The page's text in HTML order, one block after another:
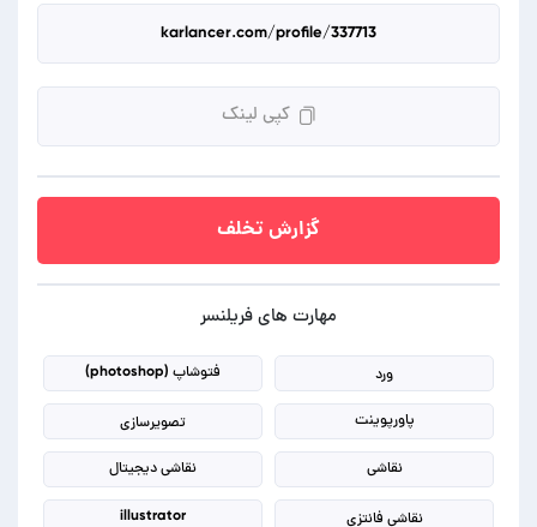
کپی لینک
گزارش تخلف
مهارت های فریلنسر
ورد فتوشاپ (photoshop)
پاورپوینت تصویرسازی
نقاشی نقاشی دیجیتال
نقاشی فانتزی illustrator